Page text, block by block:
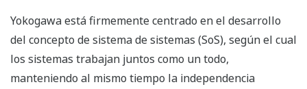
Yokogawa está firmemente centrado en el desarrollo
del concepto de sistema de sistemas (SoS), según el cual
los sistemas trabajan juntos como un todo,
manteniendo al mismo tiempo la independencia